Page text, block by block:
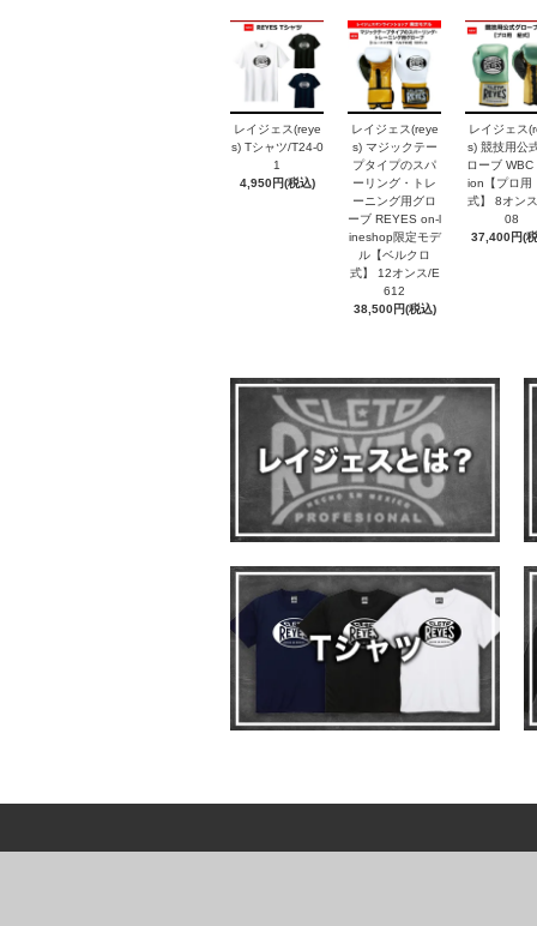
レイジェス(reye
s) Tシャツ/T24-0
1
4,950円(税込)
レイジェス(reye
s) マジックテー
プタイプのスパ
ーリング・トレ
ーニング用グロ
ーブ REYES on-l
ineshop限定モデ
ル【ベルクロ
式】 12オンス/E
612
38,500円(税込)
レイジェス
s) 競技用公
ローブ WBC
ion【プロ
式】 8オン
08
37,400円(